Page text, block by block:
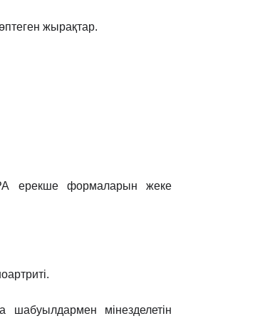
жырақтар.
ерекше формаларын жеке
шабуылдармен мінезделетін